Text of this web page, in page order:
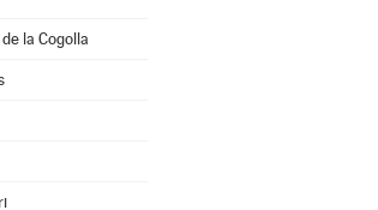
la Cogolla